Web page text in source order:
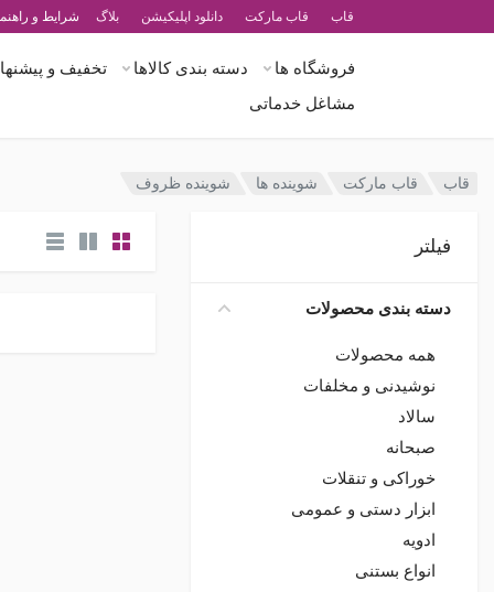
قاب قاب مارکت دانلود اپلیکیشن بلاگ شرایط و
فروشگاه ها دسته بندی کالاها
تخفیف و
مشاغل خدماتی
قاب قاب مارکت شوینده ها شوینده ظروف
فیلتر
دسته بندی محصولات
همه محصولات
نوشیدنی و مخلفات
سالاد
صبحانه
خوراکی و تنقلات
ابزار دستی و عمومی
ادویه
انواع بستنی